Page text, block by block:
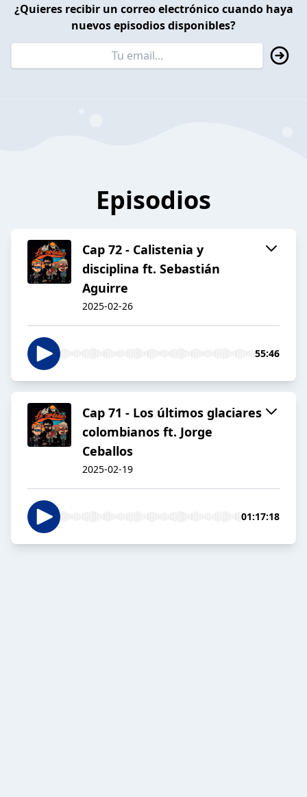
¿Quieres recibir un correo electrónico cuando haya
nuevos episodios disponibles?
Episodios
Cap 72 - Calistenia y
disciplina ft. Sebastián
Aguirre
2025-02-26
55:46
Cap 71 - Los últimos glaciares
colombianos ft. Jorge
Ceballos
2025-02-19
01:17:18